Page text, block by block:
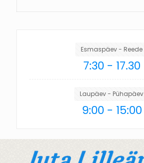
Esmaspäev - Reede
7:30 - 17.30
Laupäev - Pühapäev
9:00 - 15:00